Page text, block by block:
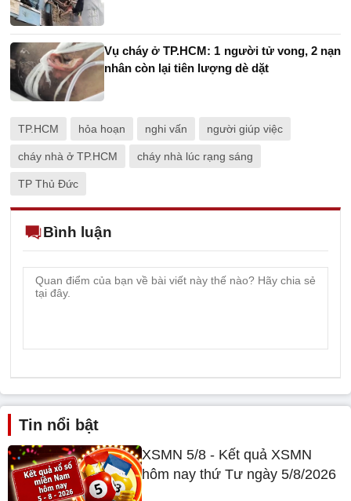
Vụ cháy ở TP.HCM: 1 người tử vong, 2 nạn
nhân còn lại tiên lượng dè dặt
TP.HCM hỏa hoạn nghi vấn người giúp việc
cháy nhà ở TP.HCM cháy nhà lúc rạng sáng
TP Thủ Đức
Bình luận
Tin nổi bật
XSMN 5/8 - Kết quả XSMN
hôm nay thứ Tư ngày 5/8/2026